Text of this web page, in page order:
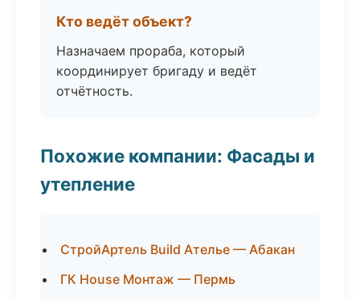
Кто ведёт объект?
Назначаем прораба, который
координирует бригаду и ведёт
отчётность.
Похожие компании: Фасады и
утепление
СтройАртель Build Ателье — Абакан
ГК House Монтаж — Пермь